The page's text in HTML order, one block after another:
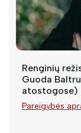
Renginių
Guoda
atostogose)
Pareigybės